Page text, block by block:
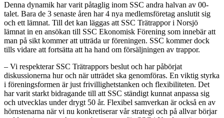
Denna dynamik har varit påtaglig inom SSC andra halvan av 00-
talet. Bara de 3 senaste åren har 4 nya medlemsföretag anslutit sig
och ett lämnat. Till det kan läggas att SSC Trätrappor i Norsjö
lämnat in en ansökan till SSC Ekonomisk Förening som innebär att
man på sikt kommer att utträda ur föreningen. SSC kommer dock
tills vidare att fortsätta att ha hand om försäljningen av trappor.
– Vi respekterar SSC Trätrappors beslut och har påbörjat
diskussionerna hur och när utträdet ska genomföras. En viktig styrka
i föreningsformen är just frivillighetstanken och flexibiliteten. Det
har varit starkt bidragande till att SSC ständigt kunnat anpassa sig
och utvecklas under drygt 50 år. Flexibel samverkan är också en av
hörnstenarna när vi nu konkretiserar vår strategi och på allvar börjar